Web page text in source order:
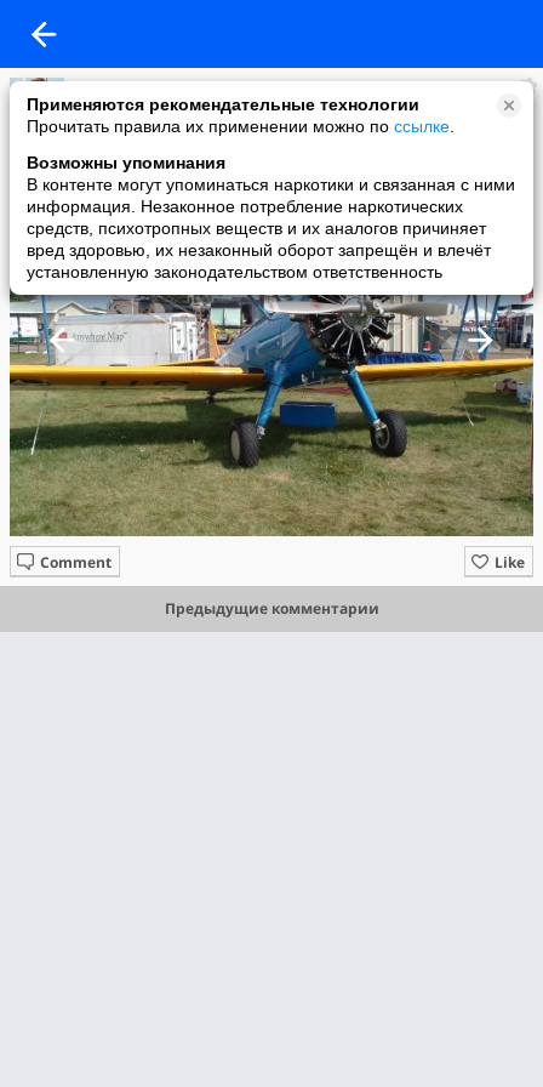
Применяются рекомендательные технологии
Прочитать правила их применении можно по ссылке
Возможны упоминания
В контенте могут упоминаться наркотики и связанная с ними
информация. Незаконное потребление наркотических
средств, психотропных веществ и их аналогов причиняет
вред здоровью, их незаконный оборот запрещён и влечёт
установленную законодательством ответственность
Зампотех
added a photo
01 Dec в 13:09
Like
Comment
Предыдущие комментарии